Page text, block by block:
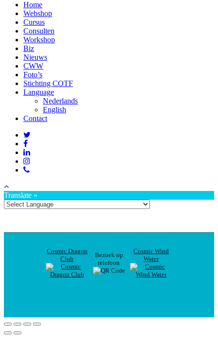
Home
Webshop
Cursus
Consulten
Workshop
Biz
Nieuws
CWW
Foto’s
Stichting COTF
Language
Nederlands
English
Contact
Translate »
Cosmic Dragon
Club
Bezoek op
telefoon
Cosmic Wind
Water